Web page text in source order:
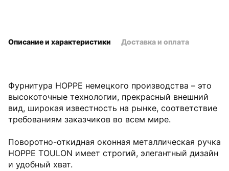
Фурнитура HOPPE немецкого производства – это
высокоточные технологии, прекрасный внешний
вид, широкая известность на рынке, соответствие
требованиям заказчиков во всем мире.
Поворотно-откидная оконная металлическая ручка
HOPPE TOULON имеет строгий, элегантный дизайн
и удобный хват.
Описание и характеристики Доставка и оплата